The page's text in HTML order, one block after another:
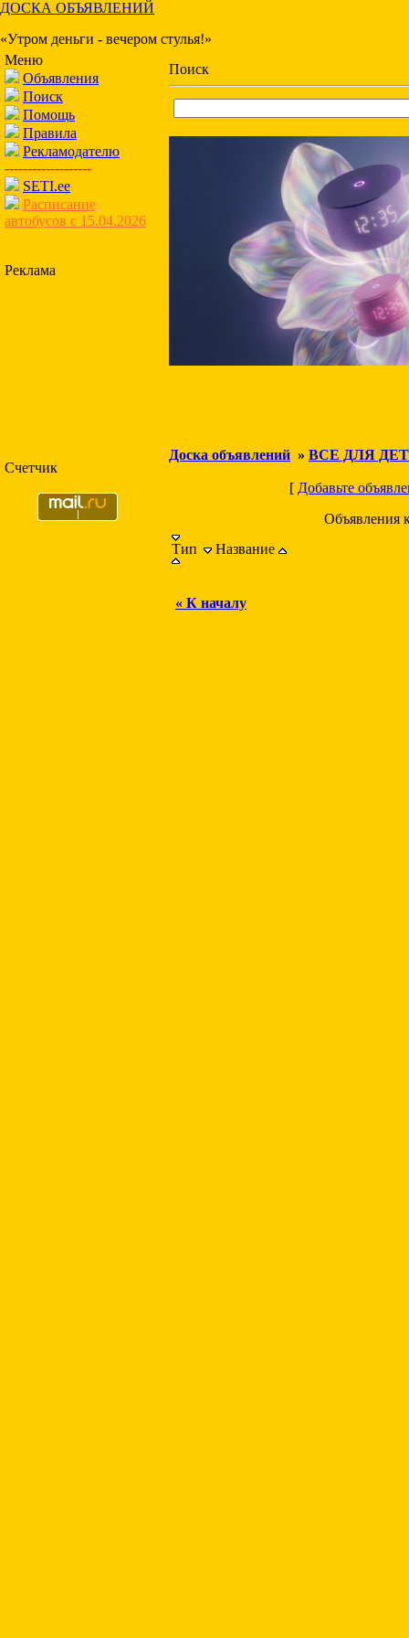
ДОСКА ОБЪЯВЛЕНИЙ
«Утром деньги - вечером стулья!»
Меню
Объявления
Поиск
Помощь
Правила
Рекламодателю
-------------------
SETI.ee
Расписание
автобусов с 15.04.2026
Реклама
Счетчик
Поиск
Доска объявлений » ВСЕ ДЛЯ
[ Добавьте
Объявления
Тип
Название
« К началу